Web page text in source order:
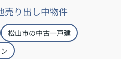
売り出し中物件
松山市の中古一戸建